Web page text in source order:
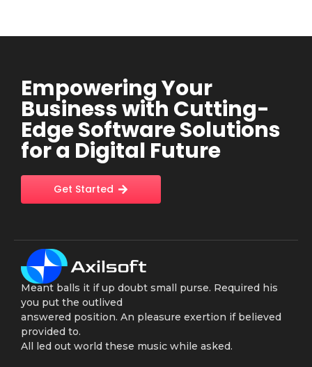
Empowering Your
Business with Cutting-
Edge Software Solutions
for a Digital Future
Get Started
Meant balls it if up doubt small purse. Required his
you put the outlived
answered position. An pleasure exertion if believed
provided to.
All led out world these music while asked.